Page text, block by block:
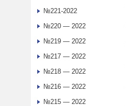
№221-2022
№220 — 2022
№219 — 2022
№217 — 2022
№218 — 2022
№216 — 2022
№215 — 2022